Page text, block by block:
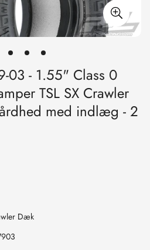
03 - 1.55" Class 0
TSL SX Crawler
med indlæg - 2
Dæk